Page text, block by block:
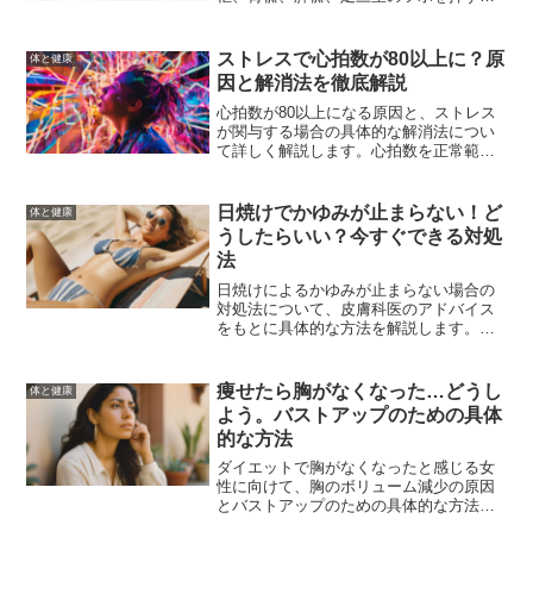
に引き出すコツや、生活習慣の改善方法
も併せて紹介します。
体と健康
ストレスで心拍数が80以上に？原
因と解消法を徹底解説
心拍数が80以上になる原因と、ストレス
が関与する場合の具体的な解消法につい
て詳しく解説します。心拍数を正常範囲
体と健康
日焼けでかゆみが止まらない！ど
うしたらいい？今すぐできる対処
法
日焼けによるかゆみが止まらない場合の
対処法について、皮膚科医のアドバイス
をもとに具体的な方法を解説します。冷
介します。
体と健康
痩せたら胸がなくなった…どうし
よう。バストアップのための具体
的な方法
ダイエットで胸がなくなったと感じる女
性に向けて、胸のボリューム減少の原因
とバストアップのための具体的な方法を